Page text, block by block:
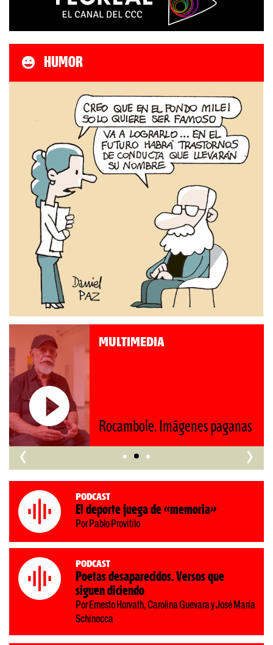
HUMOR
MULTIMEDIA
Rocambole. Imágenes paganas
‹ ›
Podcast
El deporte juega de «memoria»
Por Pablo Provitilo
Podcast
Poetas desaparecidos. Versos que
siguen diciendo
Por Ernesto Horvath, Carolina Guevara y José María
Schinocca